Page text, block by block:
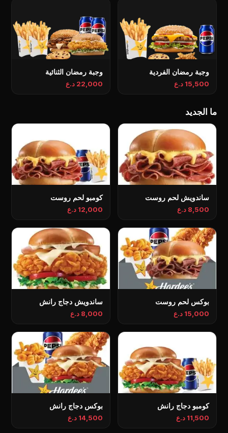
وجبة رمضان الفردية
15,500 د.ع
وجبة رمضان الثنائية
22,000 د.ع
ما الجديد
ساندویش لحم روست
8,500 د.ع
کومبو لحم روست
12,000 د.ع
بوکس لحم روست
15,000 د.ع
ساندويش دجاج رانش
8,000 د.ع
کومبو دجاج رانش
11,500 د.ع
بوکس دجاج رانش
14,500 د.ع